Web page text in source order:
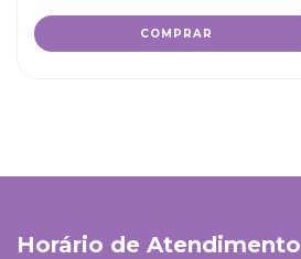
COMPRAR
Horário de Atendimento